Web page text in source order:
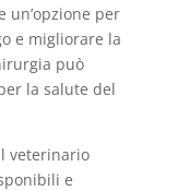
un’opzione per
e migliorare la
può
la salute del
veterinario
e